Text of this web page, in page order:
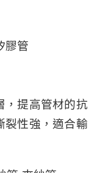
膠管
，提高管材的抗
裂性強，適合輸